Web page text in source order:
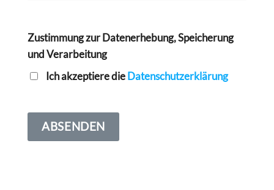
Zustimmung zur Datenerhebung, Speicherung
und Verarbeitung
Ich akzeptiere dieDatenschutzerklärung